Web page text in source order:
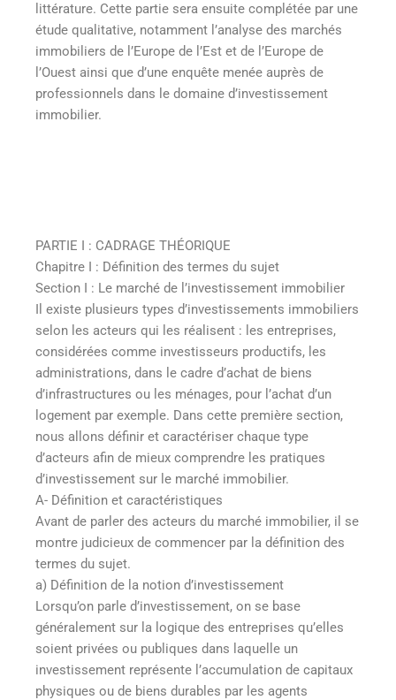
littérature. Cette partie sera ensuite complétée par une
étude qualitative, notamment l’analyse des marchés
immobiliers de l’Europe de l’Est et de l’Europe de
l’Ouest ainsi que d’une enquête menée auprès de
professionnels dans le domaine d’investissement
immobilier.
PARTIE I : CADRAGE THÉORIQUE
Chapitre I : Définition des termes du sujet
Section I : Le marché de l’investissement immobilier
Il existe plusieurs types d’investissements immobiliers
selon les acteurs qui les réalisent : les entreprises,
considérées comme investisseurs productifs, les
administrations, dans le cadre d’achat de biens
d’infrastructures ou les ménages, pour l’achat d’un
logement par exemple. Dans cette première section,
nous allons définir et caractériser chaque type
d’acteurs afin de mieux comprendre les pratiques
d’investissement sur le marché immobilier.
A- Définition et caractéristiques
Avant de parler des acteurs du marché immobilier, il se
montre judicieux de commencer par la définition des
termes du sujet.
a) Définition de la notion d’investissement
Lorsqu’on parle d’investissement, on se base
généralement sur la logique des entreprises qu’elles
soient privées ou publiques dans laquelle un
investissement représente l’accumulation de capitaux
physiques ou de biens durables par les agents